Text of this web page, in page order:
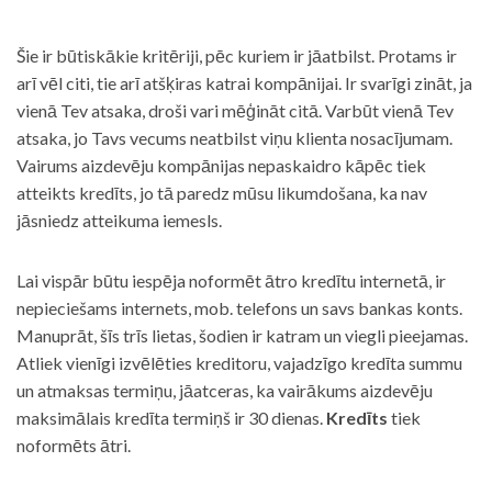
Šie ir būtiskākie kritēriji, pēc kuriem ir jāatbilst. Protams ir
arī vēl citi, tie arī atšķiras katrai kompānijai. Ir svarīgi zināt, ja
vienā Tev atsaka, droši vari mēģināt citā. Varbūt vienā Tev
atsaka, jo Tavs vecums neatbilst viņu klienta nosacījumam.
Vairums aizdevēju kompānijas nepaskaidro kāpēc tiek
atteikts kredīts, jo tā paredz mūsu likumdošana, ka nav
jāsniedz atteikuma iemesls.
Lai vispār būtu iespēja noformēt ātro kredītu internetā, ir
nepieciešams internets, mob. telefons un savs bankas konts.
Manuprāt, šīs trīs lietas, šodien ir katram un viegli pieejamas.
Atliek vienīgi izvēlēties kreditoru, vajadzīgo kredīta summu
un atmaksas termiņu, jāatceras, ka vairākums aizdevēju
maksimālais kredīta termiņš ir 30 dienas. Kredīts tiek
noformēts ātri.